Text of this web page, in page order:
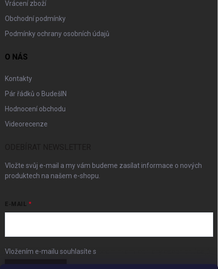
Vrácení zboží
Obchodní podmínky
Podmínky ochrany osobních údajů
O NÁS
Kontakty
Pár řádků o BudešIN
Hodnocení obchodu
Videorecenze
Vložte svůj e-mail a my vám budeme zasílat informace o nových
produktech na našem e-shopu.
E-MAIL
Vložením e-mailu souhlasíte s